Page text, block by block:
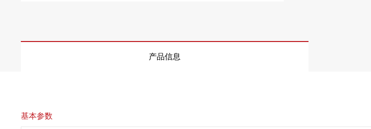
产品信息
基本参数